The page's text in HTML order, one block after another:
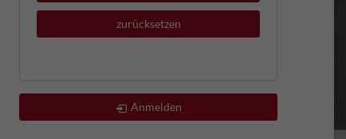
zurücksetzen
Anmelden